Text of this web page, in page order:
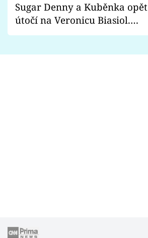
Sugar Denny a Kuběnka opět
útočí na Veronicu Biasiol.
Proč je podle nich falešná a